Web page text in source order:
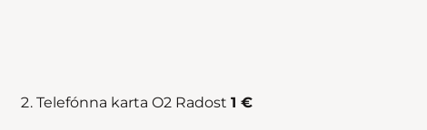
Telefónna karta O2 Radost 1 €